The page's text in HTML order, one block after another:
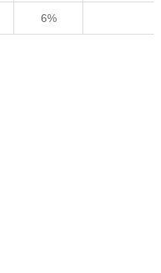
6%